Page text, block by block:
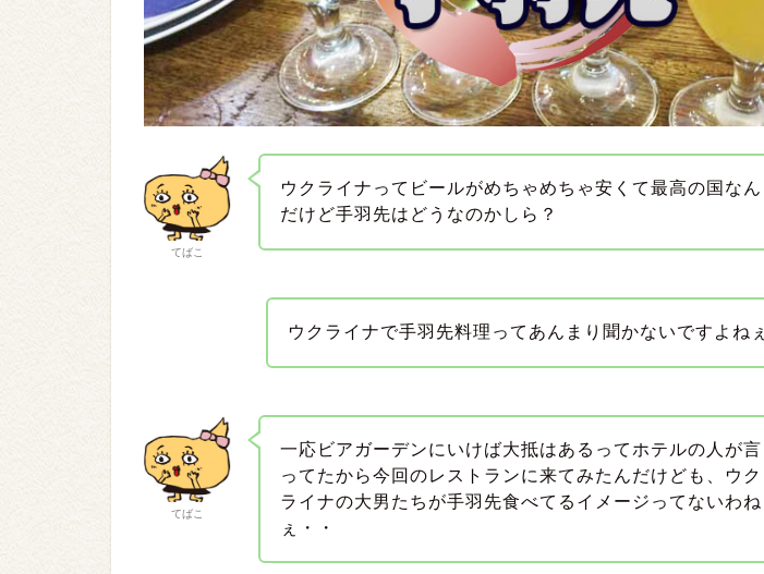
てばこ
ウクライナってビールがめちゃめちゃ安くて最高の国なん
だけど手羽先はどうなのかしら？
ウクライナで手羽先料理ってあんまり聞かないですよねぇ
てばこ
一応ビアガーデンにいけば大抵はあるってホテルの人が言
ってたから今回のレストランに来てみたんだけども、ウク
ライナの大男たちが手羽先食べてるイメージってないわね
ぇ・・